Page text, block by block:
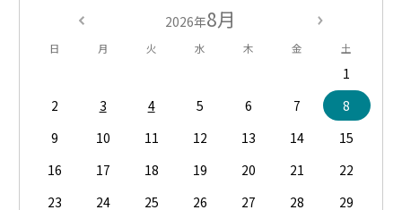
2026年8月
日 月 火 水 木 金 土
1
2
3 4 5 6 7
8
9
10 11 12 13 14
15
16
17 18 19 20 21
22
23
24 25 26 27 28
29